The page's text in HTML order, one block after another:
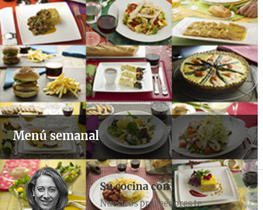
Menú semanal
Su cocina con
Nuestros proveedores te